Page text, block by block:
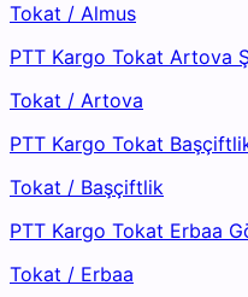
Tokat / Almus
PTT Kargo Tokat Artova
Tokat / Artova
PTT Kargo Tokat
Tokat / Başçiftlik
PTT Kargo Tokat Erbaa
Tokat / Erbaa